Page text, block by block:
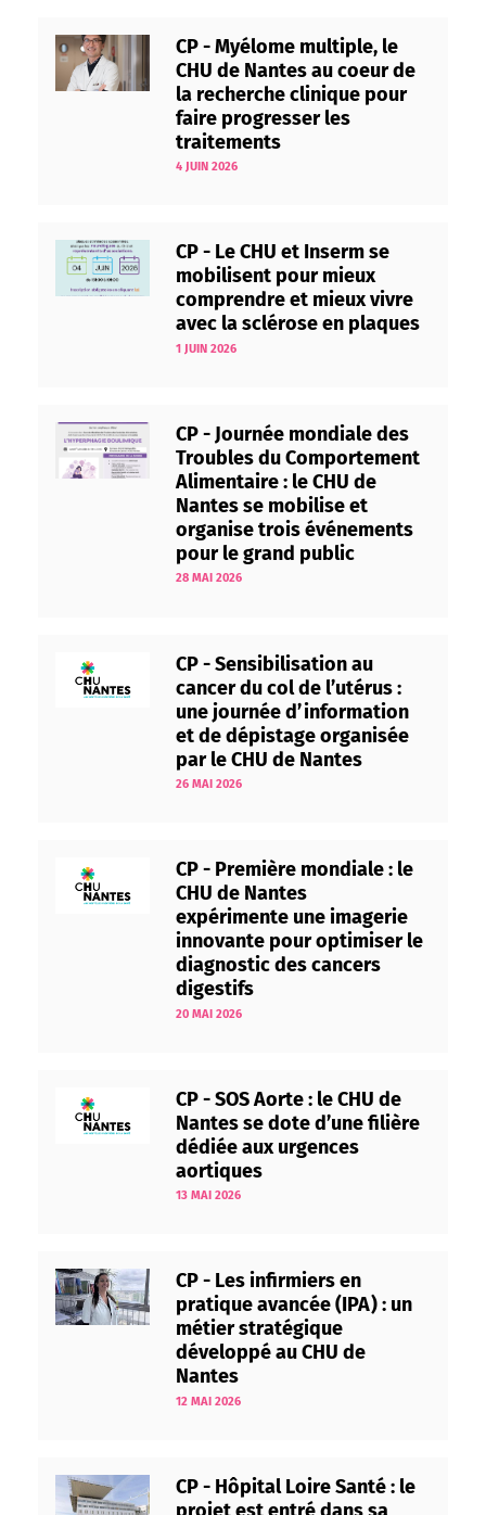
CP - Myélome multiple, le
CHU de Nantes au coeur de
la recherche clinique pour
faire progresser les
traitements
4 JUIN 2026
CP - Le CHU et Inserm se
mobilisent pour mieux
comprendre et mieux vivre
avec la sclérose en plaques
1 JUIN 2026
CP - Journée mondiale des
Troubles du Comportement
Alimentaire : le CHU de
Nantes se mobilise et
organise trois événements
pour le grand public
28 MAI 2026
CP - Sensibilisation au
cancer du col de l’utérus :
une journée d’information
et de dépistage organisée
par le CHU de Nantes
26 MAI 2026
CP - Première mondiale : le
CHU de Nantes
expérimente une imagerie
innovante pour optimiser le
diagnostic des cancers
digestifs
20 MAI 2026
CP - SOS Aorte : le CHU de
Nantes se dote d’une filière
dédiée aux urgences
aortiques
13 MAI 2026
CP - Les infirmiers en
pratique avancée (IPA) : un
métier stratégique
développé au CHU de
Nantes
12 MAI 2026
CP - Hôpital Loire Santé : le